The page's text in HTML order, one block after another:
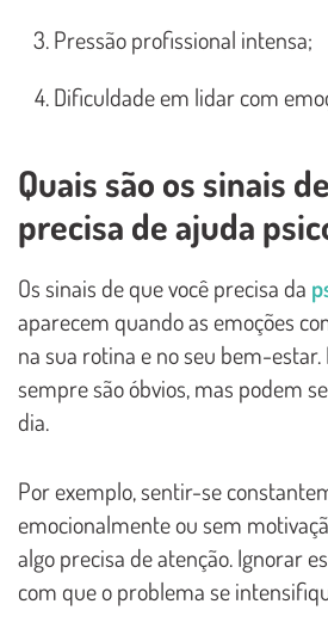
Pressão profissional intensa;
Dificuldade em lidar com
Quais são os sinais
precisa de ajuda
Os sinais de que você precisa da
aparecem quando as emoções
na sua rotina e no seu bem-estar.
sempre são óbvios, mas podem
dia.
Por exemplo, sentir-se
emocionalmente ou sem
algo precisa de atenção. Ignorar
com que o problema se